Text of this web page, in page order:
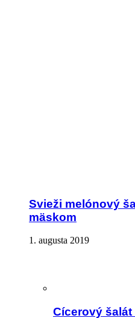
Svieži melónový
mäskom
1. augusta 2019
Cícerový